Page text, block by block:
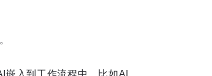
嵌入到工作流程中，比如AI